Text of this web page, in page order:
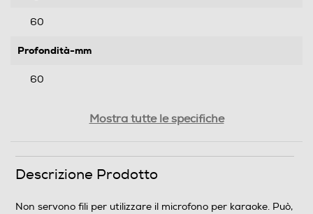
60
Profondità-mm
60
Informazioni sulla sicurezza del prodotto
Clicca qui
Mostra tutte le specifiche
Descrizione Prodotto
Non servono fili per utilizzare il microfono per karaoke. Può,